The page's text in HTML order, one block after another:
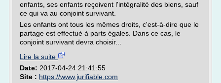
enfants, ses enfants reçoivent l'intégralité des biens, sauf
ce qui va au conjoint survivant.
Les enfants ont tous les mêmes droits, c'est-à-dire que le
partage est effectué à parts égales. Dans ce cas, le
conjoint survivant devra choisir...
Lire la suite
Date: 2017-04-24 21:41:55
Site : https://www.jurifiable.com